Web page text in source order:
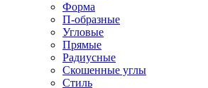
Форма
П-образные
Угловые
Прямые
Радиусные
Скошенные углы
Стиль